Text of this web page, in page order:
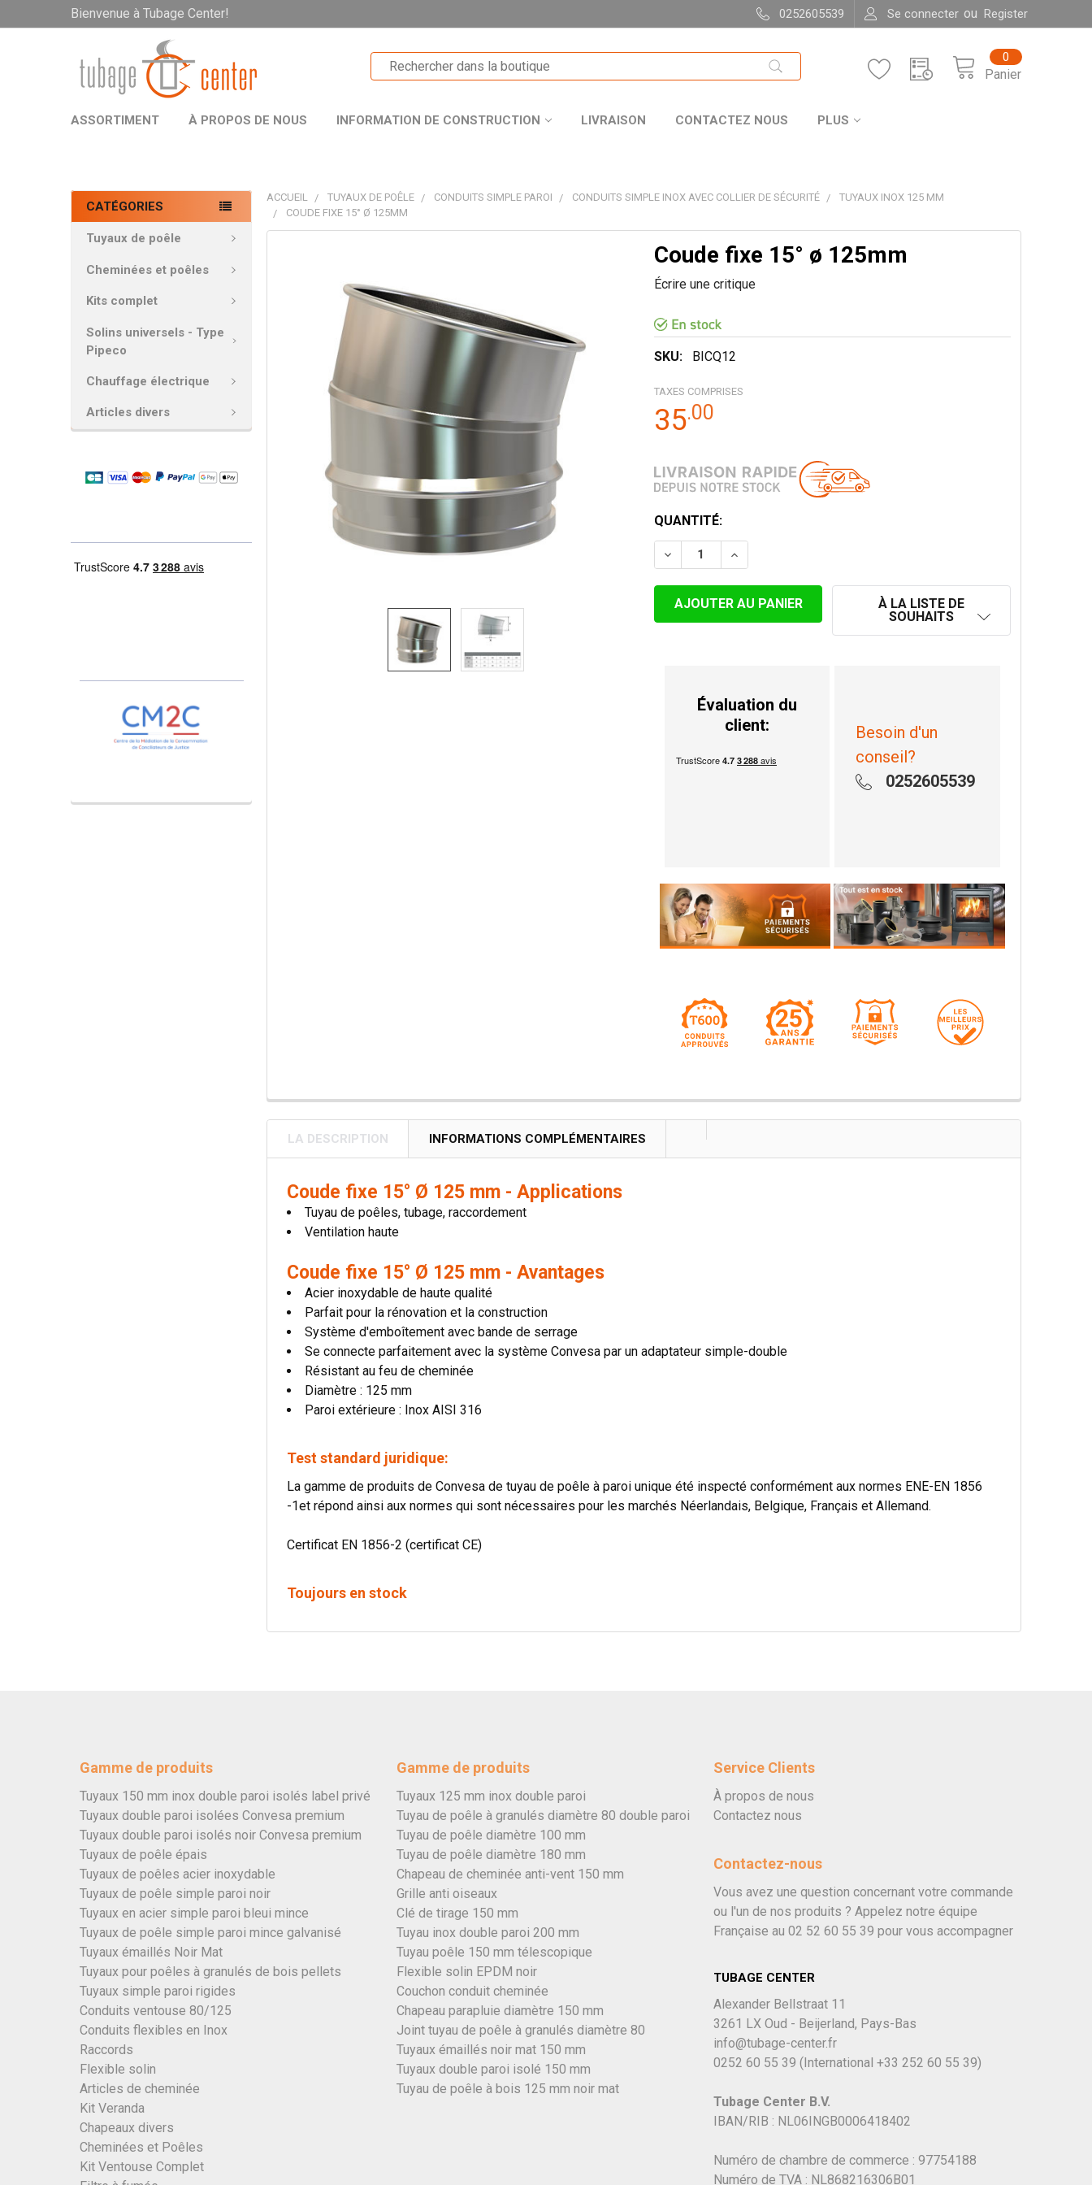
Bienvenue à Tubage Center! 0252605539 Se connecter ou Register
Panier
0
ASSORTIMENT À PROPOS DE NOUS INFORMATION DE CONSTRUCTION LIVRAISON CONTACTEZ NOUS PLUS
CATÉGORIES
Tuyaux de poêle
Cheminées et poêles
Kits complet
Solins universels - Type
Pipeco
Chauffage électrique
Articles divers
ACCUEIL TUYAUX DE POÊLE CONDUITS SIMPLE PAROI CONDUITS SIMPLE INOX AVEC COLLIER DE SÉCURITÉ
TUYAUX INOX 125 MM
COUDE FIXE 15° Ø 125MM
Coude fixe 15° ø 125mm
Écrire une critique
SKU: BICQ12
TAXES COMPRISES
35.00
STOCK
ACTUEL:
QUANTITÉ:
DIMINUER LA QUANTITÉ DE COUDE FIXE 15° Ø 125MM
AUGMENTER LA QUANTITÉ DE COUDE FIXE 15° Ø 125MM
À LA LISTE DE
SOUHAITS
Évaluation du
client:
Besoin d'un
conseil?
0252605539
TOUT
SÉLECTIONNER
AJOUTER
LA DESCRIPTION INFORMATIONS COMPLÉMENTAIRES
Coude fixe 15° Ø 125 mm - Applications
Tuyau de poêles, tubage, raccordement
Ventilation haute
Coude fixe 15° Ø 125 mm - Avantages
Acier inoxydable de haute qualité
Parfait pour la rénovation et la construction
Système d'emboîtement avec bande de serrage
Se connecte parfaitement avec la système Convesa par un adaptateur simple-double
Résistant au feu de cheminée
Diamètre : 125 mm
Paroi extérieure : Inox AISI 316
Test standard juridique:
La gamme de produits de Convesa de tuyau de poêle à paroi unique été inspecté conformément aux normes ENE-EN 1856
-1et répond ainsi aux normes qui sont nécessaires pour les marchés Néerlandais, Belgique, Français et Allemand.
Certificat EN 1856-2 (certificat CE)
Toujours en stock
Gamme de produits
Tuyaux 150 mm inox double paroi isolés label privé
Tuyaux double paroi isolées Convesa premium
Tuyaux double paroi isolés noir Convesa premium
Tuyaux de poêle épais
Tuyaux de poêles acier inoxydable
Tuyaux de poêle simple paroi noir
Tuyaux en acier simple paroi bleui mince
Tuyaux de poêle simple paroi mince galvanisé
Tuyaux émaillés Noir Mat
Tuyaux pour poêles à granulés de bois pellets
Tuyaux simple paroi rigides
Conduits ventouse 80/125
Conduits flexibles en Inox
Raccords
Flexible solin
Articles de cheminée
Kit Veranda
Chapeaux divers
Cheminées et Poêles
Kit Ventouse Complet
Gamme de produits
Tuyaux 125 mm inox double paroi
Tuyau de poêle à granulés diamètre 80 double paroi
Tuyau de poêle diamètre 100 mm
Tuyau de poêle diamètre 180 mm
Chapeau de cheminée anti-vent 150 mm
Grille anti oiseaux
Clé de tirage 150 mm
Tuyau inox double paroi 200 mm
Tuyau poêle 150 mm télescopique
Flexible solin EPDM noir
Couchon conduit cheminée
Chapeau parapluie diamètre 150 mm
Joint tuyau de poêle à granulés diamètre 80
Tuyaux émaillés noir mat 150 mm
Tuyaux double paroi isolé 150 mm
Tuyau de poêle à bois 125 mm noir mat
Service Clients
À propos de nous
Contactez nous
Contactez-nous
Vous avez une question concernant votre commande
ou l'un de nos produits ? Appelez notre équipe
Française au 02 52 60 55 39 pour vous accompagner
TUBAGE CENTER
Alexander Bellstraat 11
3261 LX Oud - Beijerland, Pays-Bas
info@tubage-center.fr
0252 60 55 39 (International +33 252 60 55 39)
Tubage Center B.V.
IBAN/RIB : NL06INGB0006418402
Numéro de chambre de commerce : 97754188
Numéro de TVA : NL868216306B01